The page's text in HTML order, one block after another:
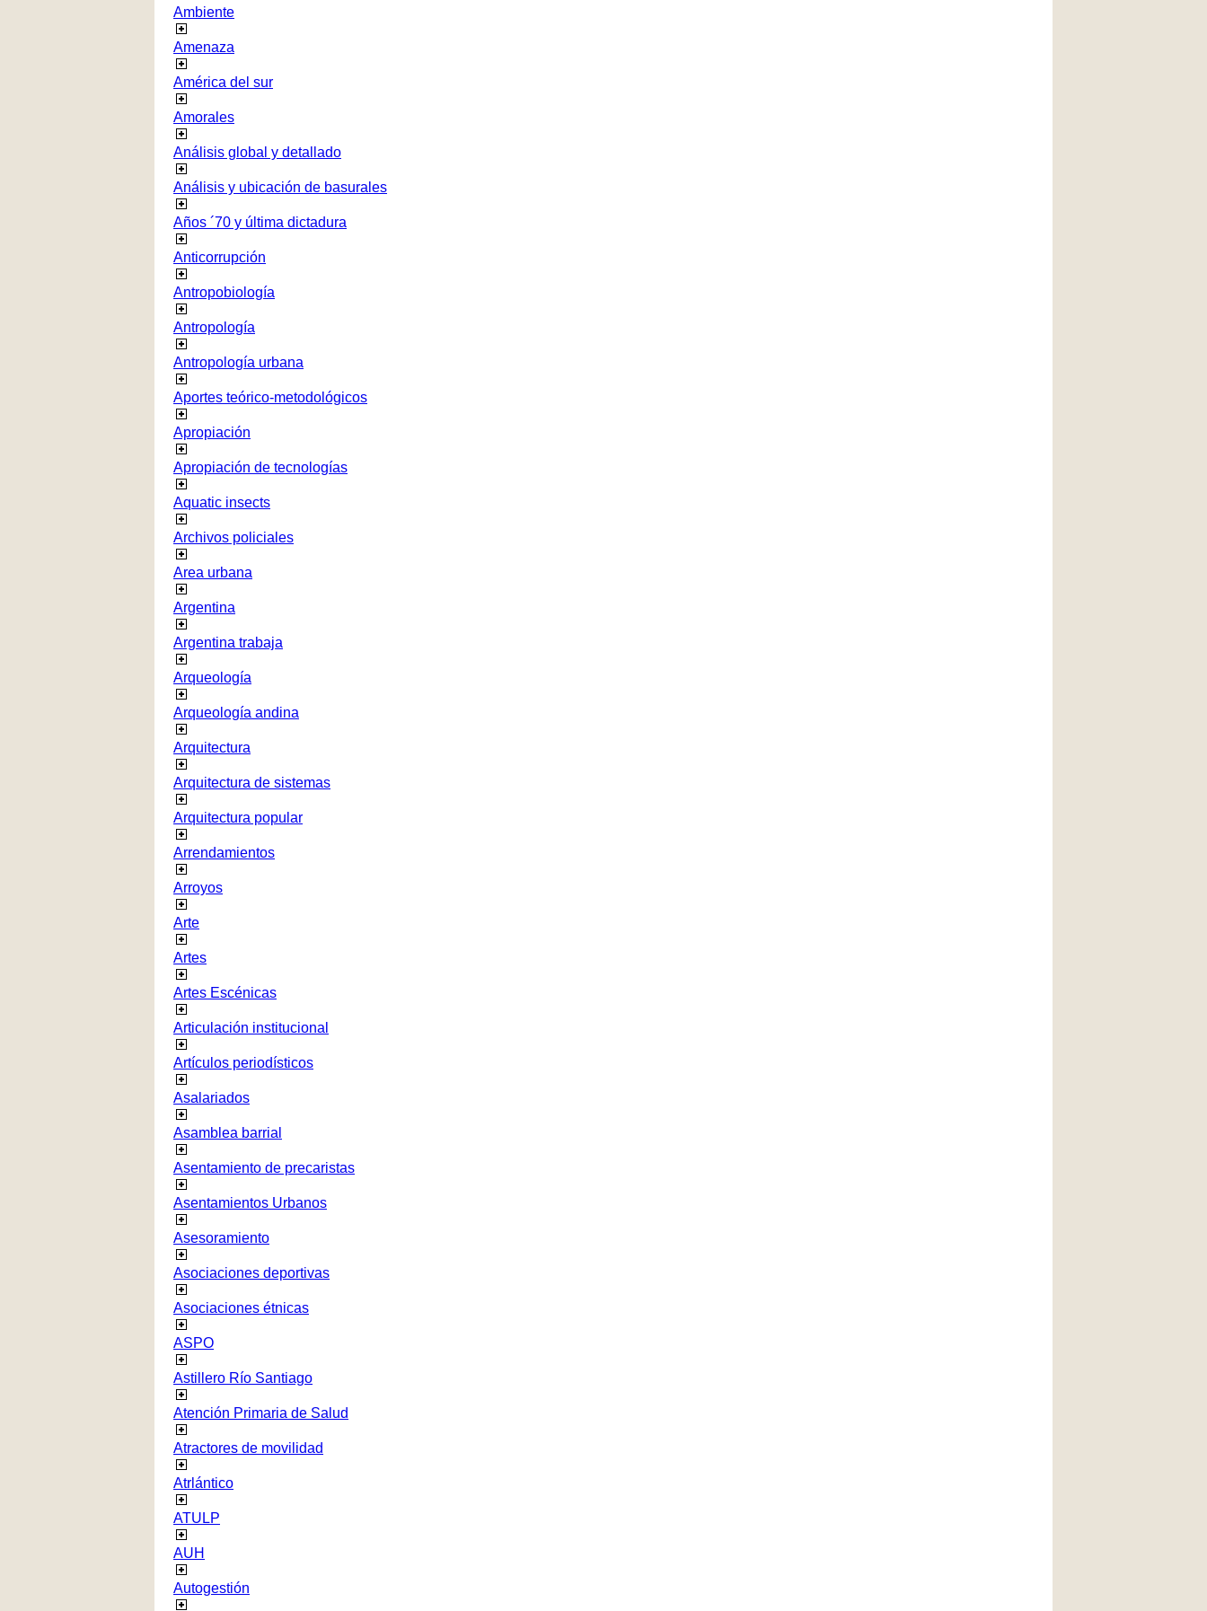
Ambiente
Amenaza
América del sur
Amorales
Análisis global y detallado
Análisis y ubicación de basurales
Años ´70 y última dictadura
Anticorrupción
Antropobiología
Antropología
Antropología urbana
Aportes teórico-metodológicos
Apropiación
Apropiación de tecnologías
Aquatic insects
Archivos policiales
Area urbana
Argentina
Argentina trabaja
Arqueología
Arqueología andina
Arquitectura
Arquitectura de sistemas
Arquitectura popular
Arrendamientos
Arroyos
Arte
Artes
Artes Escénicas
Articulación institucional
Artículos periodísticos
Asalariados
Asamblea barrial
Asentamiento de precaristas
Asentamientos Urbanos
Asesoramiento
Asociaciones deportivas
Asociaciones étnicas
ASPO
Astillero Río Santiago
Atención Primaria de Salud
Atractores de movilidad
Atrlántico
ATULP
AUH
Autogestión